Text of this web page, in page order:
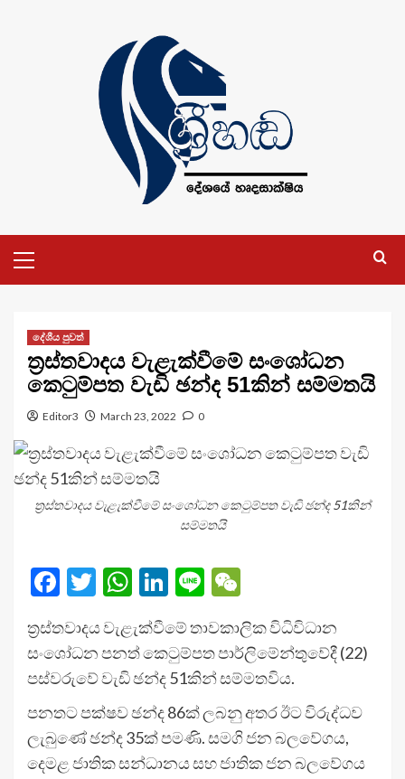
Menu
දේශීය පුවත්
ත්‍රස්තවාදය වැළැක්වීමේ සංශෝධන
කෙටුම්පත වැඩි ඡන්ද 51කින් සම්මතයි
Editor3 March 23, 2022 0
ත්‍රස්තවාදය වැළැක්වීමේ සංශෝධන කෙටුම්පත වැඩි ඡන්ද 51කින්
සම්මතයි
Facebook
Twitter
WhatsApp
LinkedIn
Line
ත්‍රස්තවාදය වැළැක්වීමේ තාවකාලික විධිවිධාන
සංශෝධන පනත් කෙටුම්පත පාර්ලිමේන්තුවේදී (22)
පස්වරුවේ වැඩි ඡන්ද 51කින් සම්මතවිය.
පනතට පක්ෂව ඡන්ද 86ක් ලබනු අතර ඊට විරුද්ධව
ලැබුණේ ඡන්ද 35ක් පමණි. සමගි ජන බලවේගය,
දෙමළ ජාතික සන්ධානය සහ ජාතික ජන බලවේගය